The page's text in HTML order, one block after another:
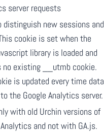
server requests
distinguish new sessions and
cookie is set when the
library is loaded and
no existing __utmb cookie.
is updated every time data
the Google Analytics server.
with old Urchin versions of
and not with GA.js.